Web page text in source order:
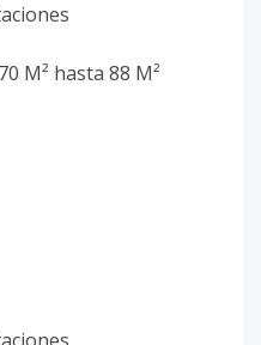
M² hasta 88 M²